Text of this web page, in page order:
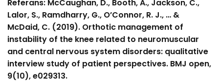
Referans: McCaughan, D., Booth, A., Jackson, C.,
Lalor, S., Ramdharry, G., O’Connor, R. J., … &
McDaid, C. (2019). Orthotic management of
instability of the knee related to neuromuscular
and central nervous system disorders: qualitative
interview study of patient perspectives. BMJ open,
9(10), e029313.